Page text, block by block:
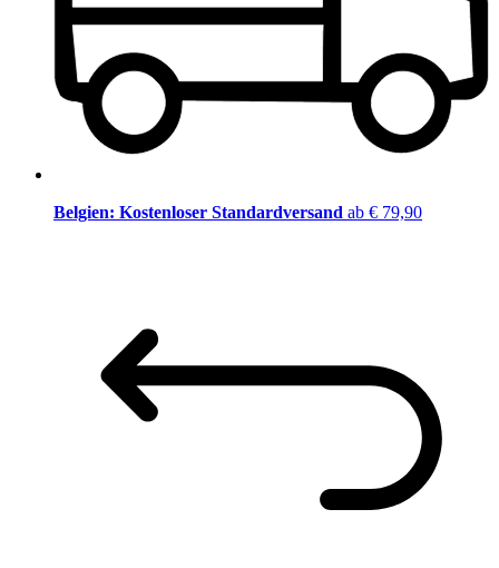
Belgien: Kostenloser Standardversand ab € 79,90